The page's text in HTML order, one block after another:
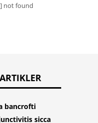
not found
bancrofti
sicca